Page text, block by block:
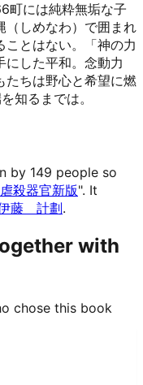
町には純粋無垢な子
（しめなわ）で囲まれ
ことはない。「神の力
にした平和。念動力
たちは野心と希望に燃
知るまでは。
by 149 people so
虐殺器官新版". It
藤 計劃.
with
chose this book